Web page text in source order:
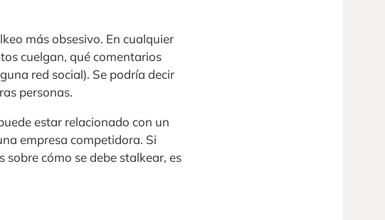
más obsesivo. En cualquier
cuelgan, qué comentarios
red social). Se podría decir
personas.
estar relacionado con un
empresa competidora. Si
cómo se debe stalkear, es